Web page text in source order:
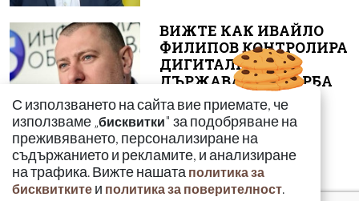
ВИЖТЕ КАК ИВАЙЛО
ФИЛИПОВ КОНТРОЛИРА
ДИГИТАЛНАТА
ДЪРЖАВА ЗАД ГЪРБА
НА П...
С използването на сайта вие приемате, че
използваме „бисквитки" за подобряване на
преживяването, персонализиране на
съдържанието и рекламите, и анализиране
на трафика. Вижте нашата политика за
бисквитките и политика за поверителност.